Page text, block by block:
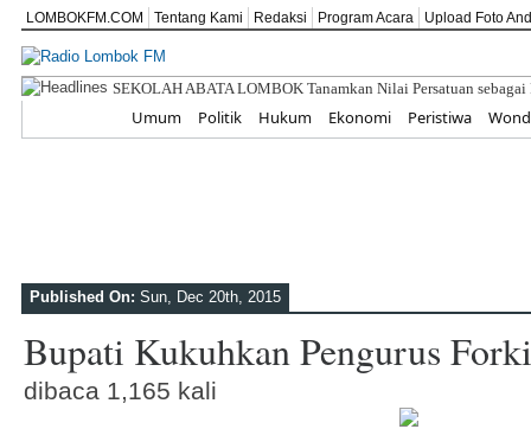
LOMBOKFM.COM Tentang Kami Redaksi Program Acara Upload Foto
Peringat
Umum Politik Hukum Ekonomi Peristiwa
Published On: Sun, Dec 20th, 2015
Bupati Kukuhkan Pengurus
dibaca 1,165 kali